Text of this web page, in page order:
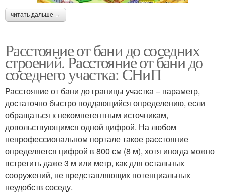
читать дальше →
Расстояние от бани до соседних
строений. Расстояние от бани до
соседнего участка: СНиП
Расстояние от бани до границы участка – параметр,
достаточно быстро поддающийся определению, если
обращаться к некомпетентным источникам,
довольствующимся одной цифрой. На любом
непрофессиональном портале такое расстояние
определяется цифрой в 800 см (8 м), хотя иногда можно
встретить даже 3 м или метр, как для остальных
сооружений, не представляющих потенциальных
неудобств соседу.